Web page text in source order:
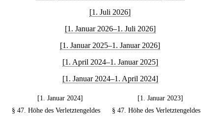
[1. Juli 2026]
[1. Januar 2026–1. Juli 2026]
[1. Januar 2025–1. Januar 2026]
[1. April 2024–1. Januar 2025]
[1. Januar 2024–1. April 2024]
[1. Januar 2024]
[1. Januar 2023]
§ 47. Höhe des Verletztengeldes
§ 47. Höhe des Verletztengeldes